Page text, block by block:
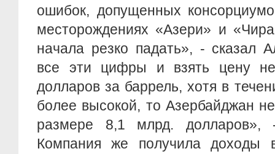
ошибок, допущенных
месторождениях «Азери» и
начала резко падать», - сказал
все эти цифры и взять цену
долларов за баррель, хотя в
более высокой, то Азербайджан
размере 8,1 млрд. долларов»,
Компания же получила доходы